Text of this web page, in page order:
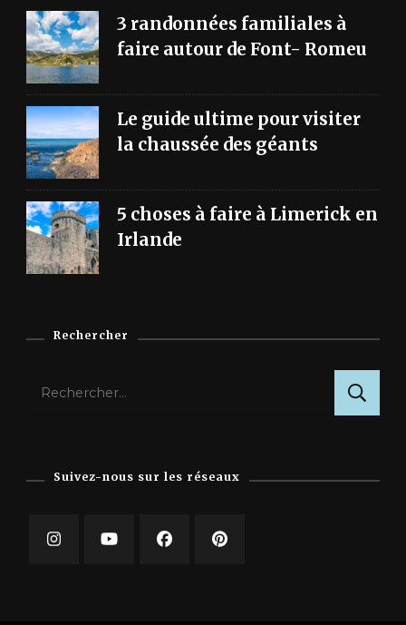
3 randonnées familiales à
faire autour de Font- Romeu
Le guide ultime pour visiter
la chaussée des géants
5 choses à faire à Limerick en
Irlande
Rechercher
Suivez-nous sur les réseaux